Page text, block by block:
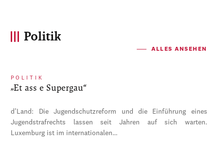
Politik
ALLES ANSEHEN
POLITIK
„Et ass e Supergau“
d’Land: Die Jugendschutzreform und die Einführung eines
Jugendstrafrechts lassen seit Jahren auf sich warten.
Luxemburg ist im internationalen…